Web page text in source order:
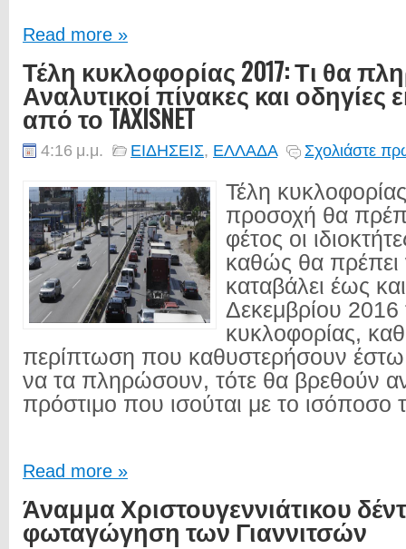
Read more »
Τέλη κυκλοφορίας 2017: Τι θα
Αναλυτικοί πίνακες και
από το TAXISNET
4:16 μ.μ. ΕΙΔΗΣΕΙΣ, ΕΛΛΑΔΑ Σχολιάστε
Τέλη
προσοχή θα
φέτος οι
καθώς θα πρέπει
καταβάλει έως
Δεκεμβρίου 2016
κυκλοφορίας,
περίπτωση που καθυστερήσουν έστω
να τα πληρώσουν, τότε θα βρεθούν
πρόστιμο που ισούται με το ισόποσο
Read more »
Άναμμα Χριστουγεννιάτικου
φωταγώγηση των Γιαννιτσών